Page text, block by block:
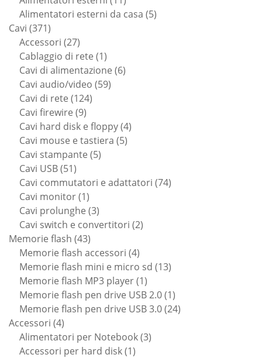
prodotti
Alimentatori esterni da casa 55
Cavi 371371
prodotti
Accessori 2727
prodotti
Cablaggio di rete 11
prodotto
Cavi di alimentazione 66
Cavi audio/video 5959
Cavi di rete 124124
Cavi firewire 99
prodotti
Cavi hard disk e floppy 44
Cavi mouse e tastiera 55
Cavi stampante 55
Cavi USB 5151
prodotti
Cavi commutatori e adattatori 7474
Cavi monitor 11
prodotto
Cavi prolunghe 33
prodotti
Cavi switch e convertitori 22
Memorie flash 4343
prodotti
Memorie flash accessori 44
prodotti
Memorie flash mini e micro sd 1313
Memorie flash MP3 player 11
prodotto
Memorie flash pen drive USB 2.0 11
prodotto
Memorie flash pen drive USB 3.0 2424
Accessori 44
prodotti
Alimentatori per Notebook 33
Accessori per hard disk 11